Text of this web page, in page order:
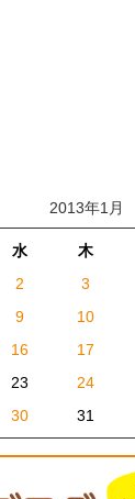
2013年1月
水 木
2 3
9 10
16 17
23 24
30 31